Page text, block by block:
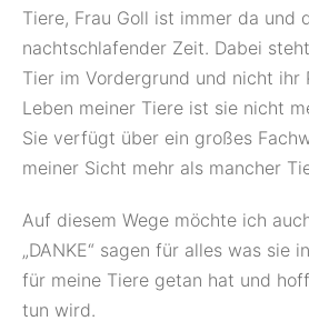
Tiere, Frau Goll ist immer da und
nachtschlafender Zeit. Dabei
Tier im Vordergrund und nicht ihr
Leben meiner Tiere ist sie nicht
Sie verfügt über ein großes
meiner Sicht mehr als mancher
Auf diesem Wege möchte ich
„DANKE“ sagen für alles was sie
für meine Tiere getan hat und
tun wird.